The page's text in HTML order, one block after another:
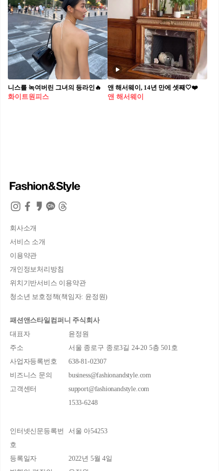
니스를 녹여버린 그녀의 등라인🔥
화이트원피스
앤 해서웨이, 14년 만에 셋째🤍❤️
앤 해서웨이
회사소개
서비스 소개
이용약관
개인정보처리방침
위치기반서비스 이용약관
청소년 보호정책(책임자: 윤정원)
패션앤스타일컴퍼니 주식회사
대표자
윤정원
주소
서울 종로구 종로3길 24-20 5층 501호
사업자등록번호
638-81-02307
비즈니스 문의
business@fashionandstyle.com
고객센터
support@fashionandstyle.com
1533-6248
인터넷신문등록번
호
서울 아54253
등록일자
2022년 5월 4일